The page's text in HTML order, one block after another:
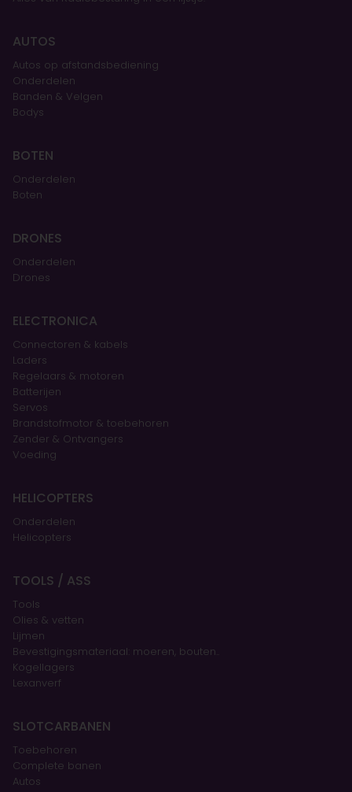
AUTOS
Autos op afstandsbediening
Onderdelen
Banden & Velgen
Bodys
BOTEN
Onderdelen
Boten
DRONES
Onderdelen
Drones
ELECTRONICA
Connectoren & kabels
Laders
Regelaars & motoren
Batterijen
Servos
Brandstofmotor & toebehoren
Zender & Ontvangers
Voeding
HELICOPTERS
Onderdelen
Helicopters
TOOLS / ASS
Tools
Olies & vetten
Lijmen
Bevestigingsmateriaal: moeren, bouten..
Kogellagers
Lexanverf
SLOTCARBANEN
Toebehoren
Complete banen
Autos